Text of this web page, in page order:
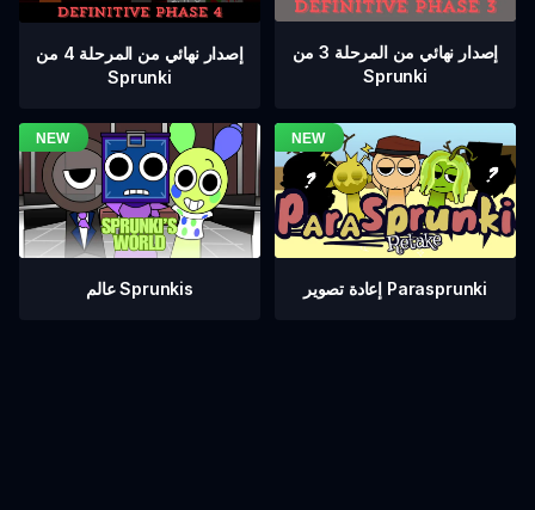
إصدار نهائي من المرحلة 4 من
Sprunki
إصدار نهائي من المرحلة 3 من
Sprunki
عالم Sprunkis إعادة تصوير Parasprunki